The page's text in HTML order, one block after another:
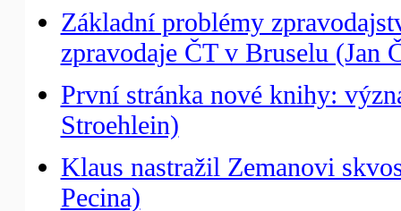
Základní problémy
zpravodaje ČT v Bruselu (Jan
První stránka nové knihy:
Stroehlein)
Klaus nastražil Zemanovi
Pecina)